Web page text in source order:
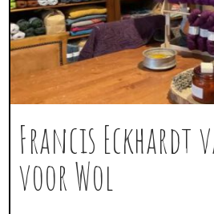
Francis Eckhardt
voor Wol